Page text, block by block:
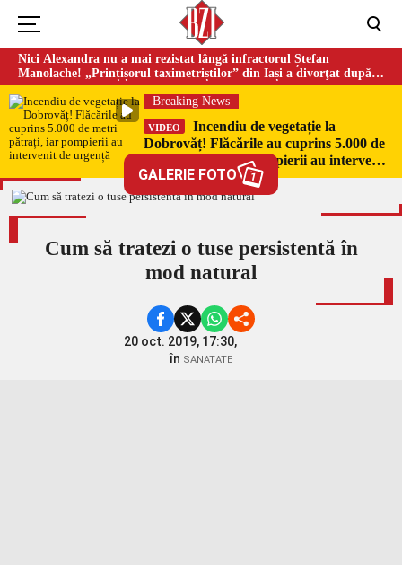
Nici Alexandra nu a mai rezistat lângă infractorul Ștefan
Manolache! „Prințișorul taximetriștilor” din Iași a divorţat după
doi ani de căsnicie
Breaking News
VIDEO
Incendiu de vegetație la
Dobrovăț! Flăcările au cuprins 5.000 de
metri pătrați, iar pompierii au intervenit
de urgență
GALERIE FOTO 1
Cum să tratezi o tuse persistentă în
mod natural
20 oct. 2019, 17:30,
în SANATATE